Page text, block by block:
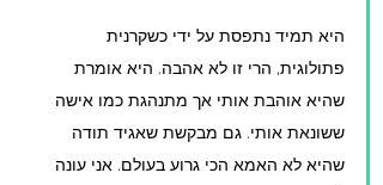
היא תמיד נתפסת על ידי כשקרנית
פתולוגית, הרי זו לא אהבה. היא אומרת
שהיא אוהבת אותי אך מתנהגת כמו אישה
ששונאת אותי. גם מבקשת שאגיד תודה
שהיא לא האמא הכי גרוע בעולם. אני עונה